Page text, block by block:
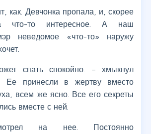
как. Девчонка пропала, и, скорее
что-то интересное. А наш
неведомое «что-то» наружу
спать спокойно. – хмыкнул
Ее принесли в жертву вместо
всем же ясно. Все его секреты
вместе с ней.
на нее. Постоянно